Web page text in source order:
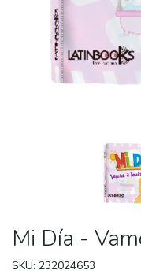
Mi Día -
SKU: 232024653